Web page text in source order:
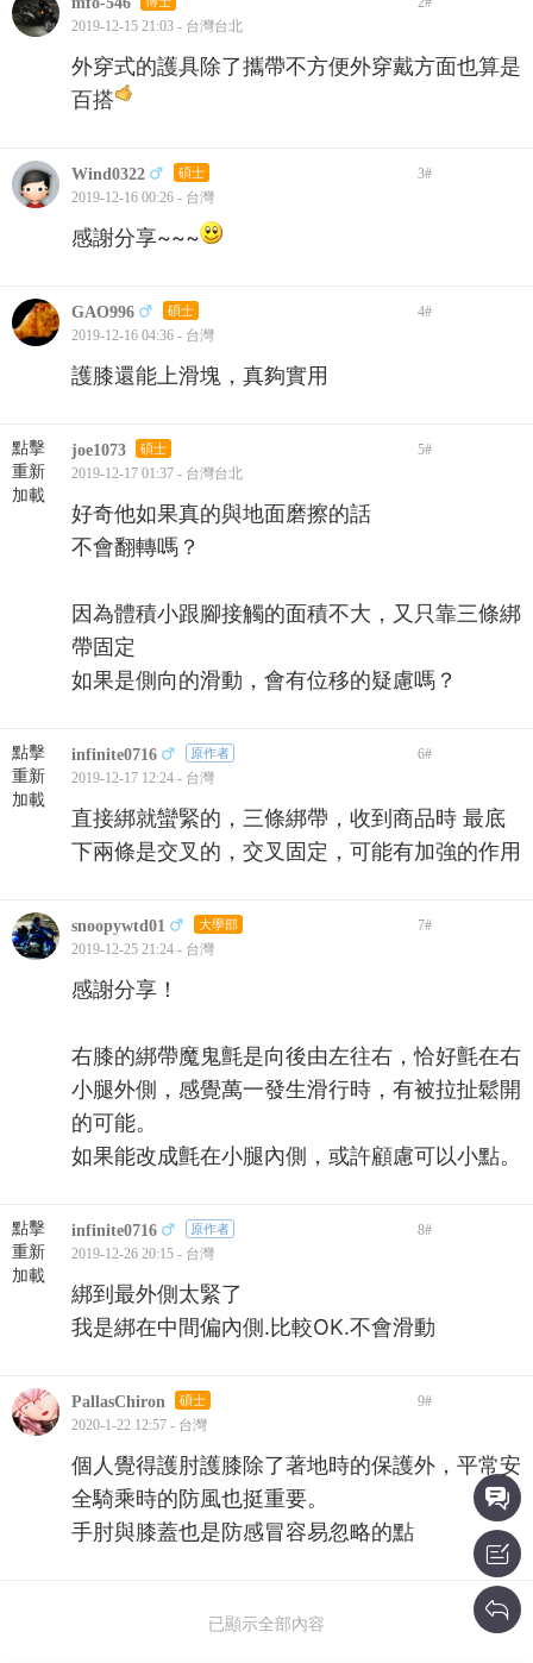
2019-12-15 21:03 - 台灣台北
外穿式的護具除了攜帶不方便外穿戴方面也算是
百搭
Wind0322 碩士 3#
2019-12-16 00:26 - 台灣
感謝分享~~~
GAO996 碩士 4#
2019-12-16 04:36 - 台灣
護膝還能上滑塊，真夠實用
點擊
重新
加載
joe1073 碩士 5#
2019-12-17 01:37 - 台灣台北
好奇他如果真的與地面磨擦的話
不會翻轉嗎？
因為體積小跟腳接觸的面積不大，又只靠三條綁
帶固定
如果是側向的滑動，會有位移的疑慮嗎？
點擊
重新
加載
infinite0716 原作者 6#
2019-12-17 12:24 - 台灣
直接綁就蠻緊的，三條綁帶，收到商品時 最底
下兩條是交叉的，交叉固定，可能有加強的作用
snoopywtd01 大學部 7#
2019-12-25 21:24 - 台灣
感謝分享！
右膝的綁帶魔鬼氈是向後由左往右，恰好氈在右
小腿外側，感覺萬一發生滑行時，有被拉扯鬆開
的可能。
如果能改成氈在小腿內側，或許顧慮可以小點。
點擊
重新
加載
infinite0716 原作者 8#
2019-12-26 20:15 - 台灣
綁到最外側太緊了
我是綁在中間偏內側.比較OK.不會滑動
PallasChiron 碩士 9#
2020-1-22 12:57 - 台灣
個人覺得護肘護膝除了著地時的保護外，平常安
全騎乘時的防風也挺重要。
手肘與膝蓋也是防感冒容易忽略的點
已顯示全部內容